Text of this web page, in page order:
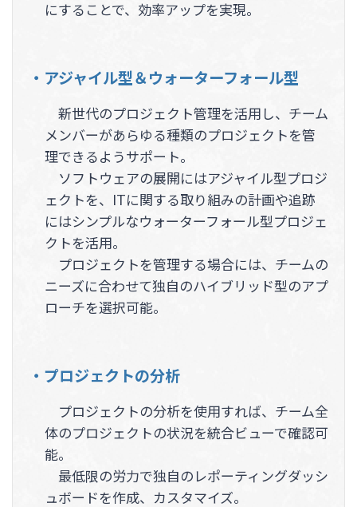
にすることで、効率アップを実現。
・アジャイル型＆ウォーターフォール型
新世代のプロジェクト管理を活用し、チーム
メンバーがあらゆる種類のプロジェクトを管
理できるようサポート。
ソフトウェアの展開にはアジャイル型プロジ
ェクトを、ITに関する取り組みの計画や追跡
にはシンプルなウォーターフォール型プロジェ
クトを活用。
プロジェクトを管理する場合には、チームの
ニーズに合わせて独自のハイブリッド型のアプ
ローチを選択可能。
・プロジェクトの分析
プロジェクトの分析を使用すれば、チーム全
体のプロジェクトの状況を統合ビューで確認可
能。
最低限の労力で独自のレポーティングダッシ
ュボードを作成、カスタマイズ。